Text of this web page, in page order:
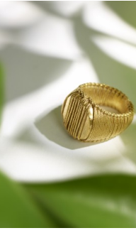
LES MER